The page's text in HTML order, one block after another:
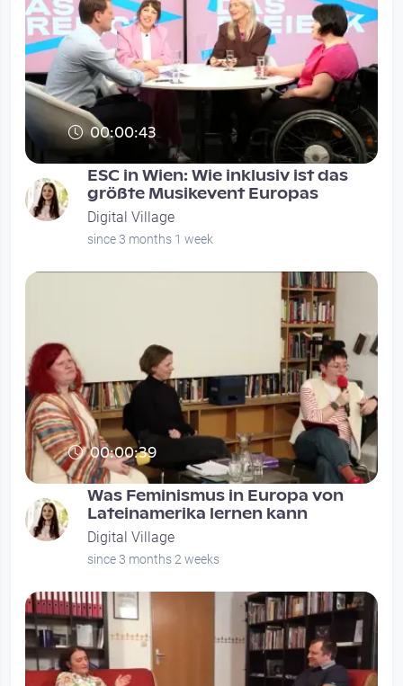
00:00:43
ESC in Wien: Wie inklusiv ist das
größte Musikevent Europas
Digital Village
since 3 months 1 week
00:00:39
Was Feminismus in Europa von
Lateinamerika lernen kann
Digital Village
since 3 months 2 weeks